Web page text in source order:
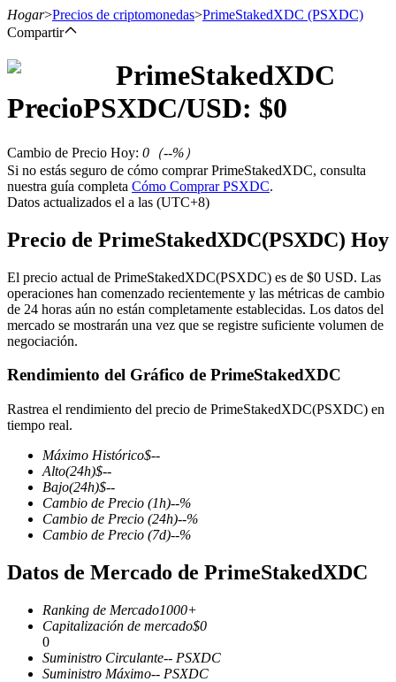
Futuros que utilizan USDT como garantía
Futuros COIN-M
Futuros de criptomonedas
TradFi
primas
Hogar>Precios de criptomonedas>PrimeStakedXDC (PSXDC)
Compartir
PrimeStakedXDC
PrecioPSXDC/USD: $0
Cambio de Precio Hoy: 0 （--%）
Si no estás seguro de cómo comprar PrimeStakedXDC, consulta
nuestra guía completa Cómo Comprar PSXDC.
Datos actualizados el a las (UTC+8)
Precio de PrimeStakedXDC(PSXDC) Hoy
El precio actual de PrimeStakedXDC(PSXDC) es de $0 USD. Las
operaciones han comenzado recientemente y las métricas de cambio
de 24 horas aún no están completamente establecidas. Los datos del
mercado se mostrarán una vez que se registre suficiente volumen de
negociación.
Rendimiento del Gráfico de PrimeStakedXDC
Rastrea el rendimiento del precio de PrimeStakedXDC(PSXDC) en
tiempo real.
Máximo Histórico$--
Alto(24h)$--
Bajo(24h)$--
Cambio de Precio (1h)--%
Cambio de Precio (24h)--%
Cambio de Precio (7d)--%
Datos de Mercado de PrimeStakedXDC
Ranking de Mercado1000+
Capitalización de mercado$0
0
Suministro Circulante-- PSXDC
Suministro Máximo-- PSXDC